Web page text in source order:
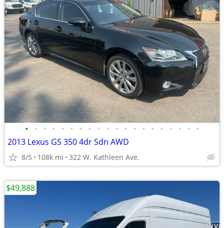
• • • • • • • • • • • • • • • • • • • •
2013 Lexus GS 350 4dr Sdn AWD
8/5 108k mi 322 W. Kathleen Ave.
$49,888